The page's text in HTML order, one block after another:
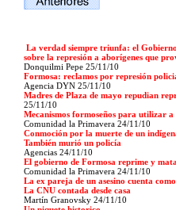
La verdad siempre triunfa: el
sobre la represión a aborígenes que
Donquilmi Pepe 25/11/10
Formosa: reclamos por represión
Agencia DYN 25/11/10
Madres de Plaza de mayo repudian
25/11/10
Mecanismos formoseños para utilizar a
Comunidad la Primavera 24/11/10
Conmoción por la muerte de un
También murió un policía
Agencias 24/11/10
El gobierno de Formosa reprime y mata
Comunidad la Primavera 24/11/10
La ex pareja de un asesino cuenta
La CNU contada desde casa
Martín Granovsky 24/11/10